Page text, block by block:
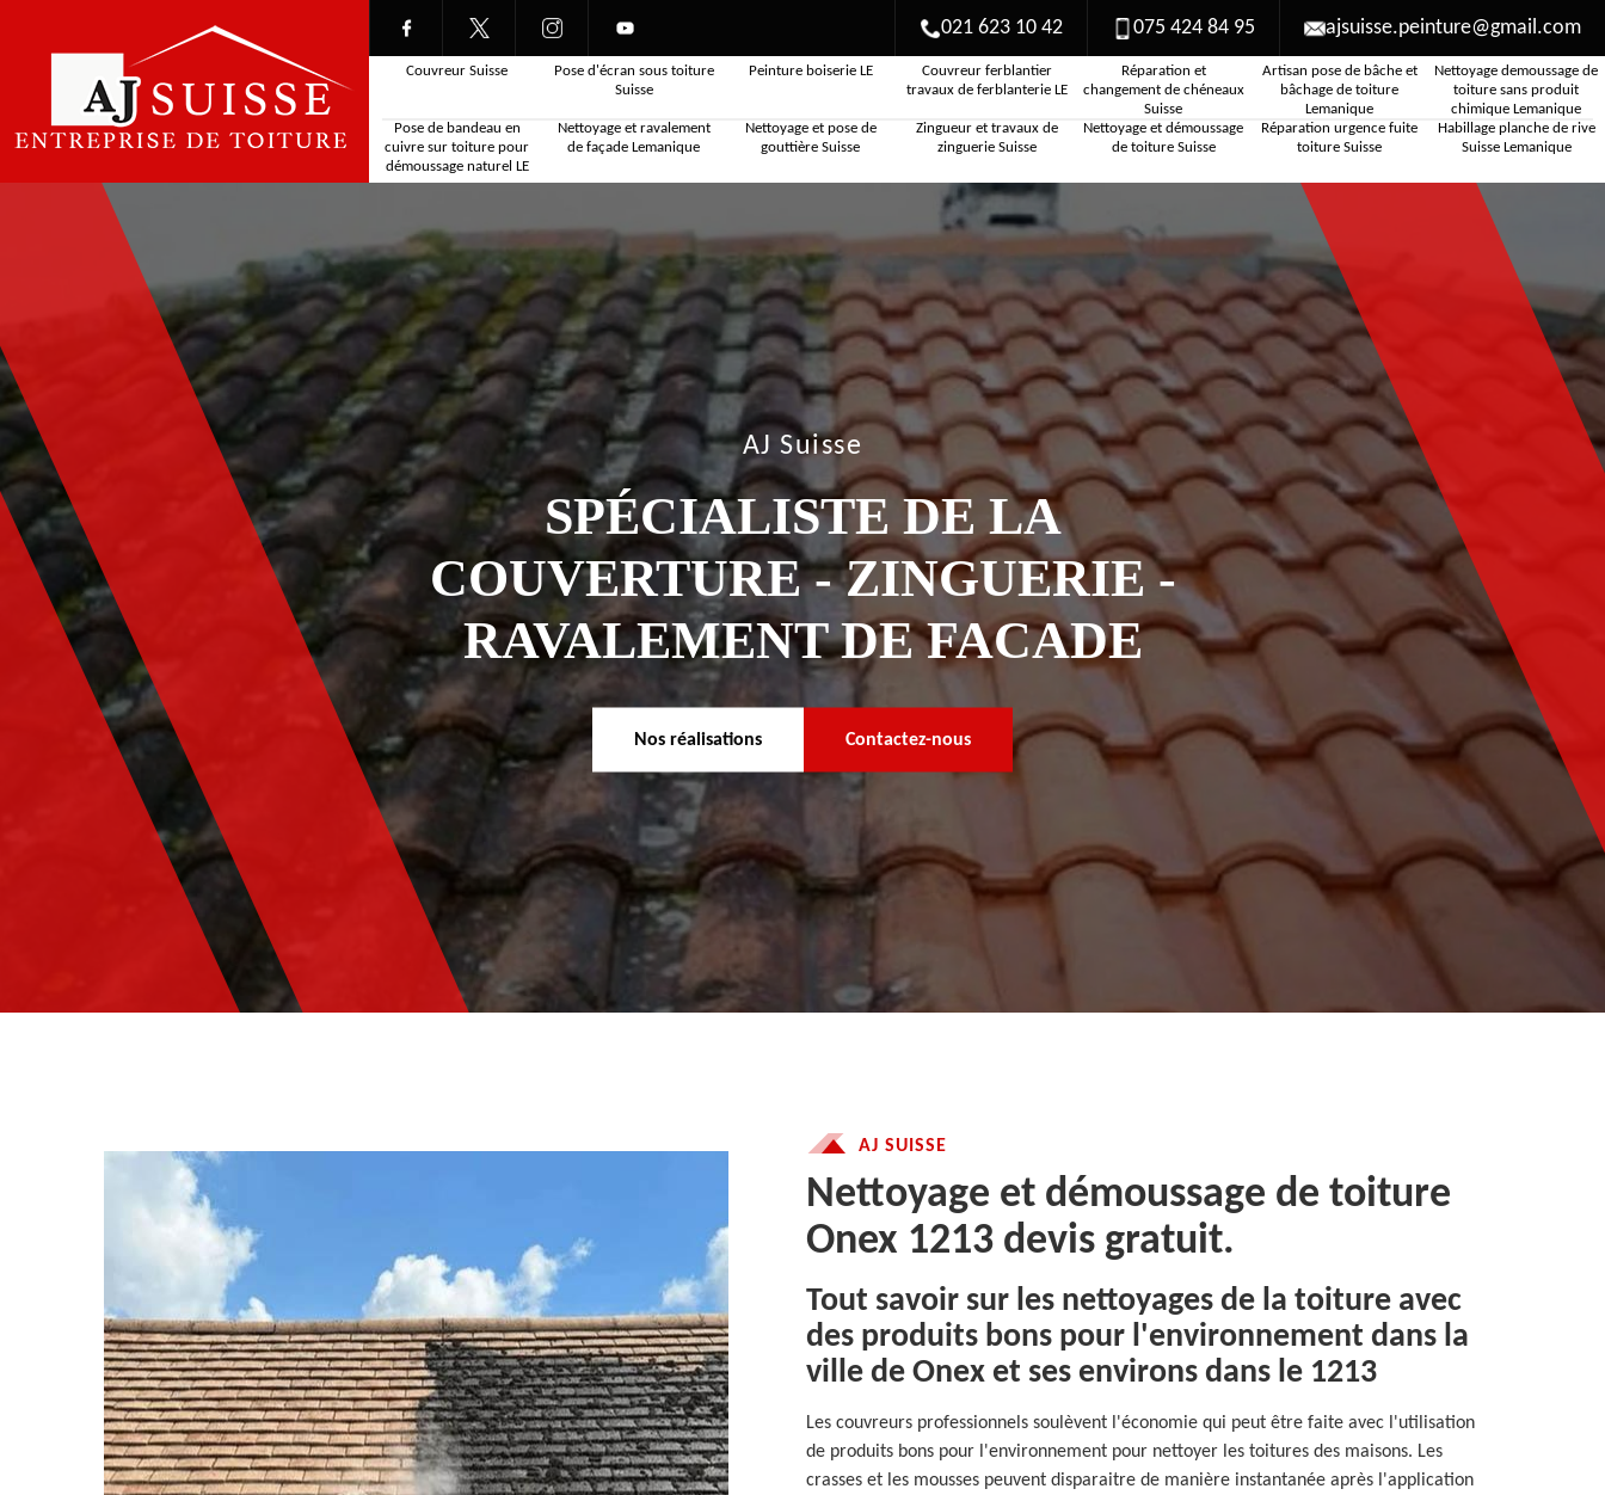
021 623 10 42 075 424 84 95 ajsuisse.peinture@gmail.com
Couvreur Suisse
Pose d'écran sous toiture
Suisse
Peinture boiserie LE
Couvreur ferblantier
travaux de ferblanterie LE
Réparation et
changement de chéneaux
Suisse
Artisan pose de bâche et
bâchage de toiture
Lemanique
Nettoyage demoussage de
toiture sans produit
chimique Lemanique
Pose de bandeau en
cuivre sur toiture pour
démoussage naturel LE
Nettoyage et ravalement
de façade Lemanique
Nettoyage et pose de
gouttière Suisse
Zingueur et travaux de
zinguerie Suisse
Nettoyage et démoussage
de toiture Suisse
Réparation urgence fuite
toiture Suisse
Habillage planche de rive
Suisse Lemanique
AJ Suisse
SPÉCIALISTE DE LA
COUVERTURE - ZINGUERIE -
RAVALEMENT DE FACADE
Nos réalisations Contactez-nous
AJ SUISSE
Nettoyage et démoussage de toiture
Onex 1213 devis gratuit.
Tout savoir sur les nettoyages de la toiture avec
des produits bons pour l'environnement dans la
ville de Onex et ses environs dans le 1213
Les couvreurs professionnels soulèvent l'économie qui peut être faite avec l'utilisation
de produits bons pour l'environnement pour nettoyer les toitures des maisons. Les
crasses et les mousses peuvent disparaitre de manière instantanée après l'application